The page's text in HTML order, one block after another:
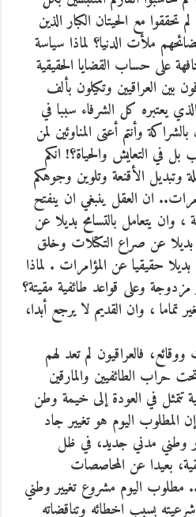
تحققوا مع الحيتان الكبار الذين
ملأت الدنيا؟ لماذا سياسة
على حساب القضايا الحقيقية
بين العراقيين وتكيلون بألف
يعتبره كل الشرفاء سببا في
وأنتم أعتى المناوئين لمن
في التعايش والحياة؟! انكم
وتبديل الأقنعة وتلوين وجوهكم
مرات.. ان العقل ينبغي ان ينفتح
، وان يتعامل بالتسامح بديلا عن
بديلا عن صراع التكتلات وخلق
حقيقيا عن المؤامرات . لماذا
وعلى قواعد طائفية مقيتة؟
تماما ، وان القديم لا يرجع أبدا،
ووقائع، فالعراقيون لم تعد لهم
حراب الطائفيين والمارقين
تتمثل في العودة إلى خيمة وطن
اليوم هو تغيير جاد
وطني مدني جديد، في ظل
بعيدا عن المحاصصات
مطلوب اليوم مشروع تغيير وطني
بسبب اخطائه وتناقضاته